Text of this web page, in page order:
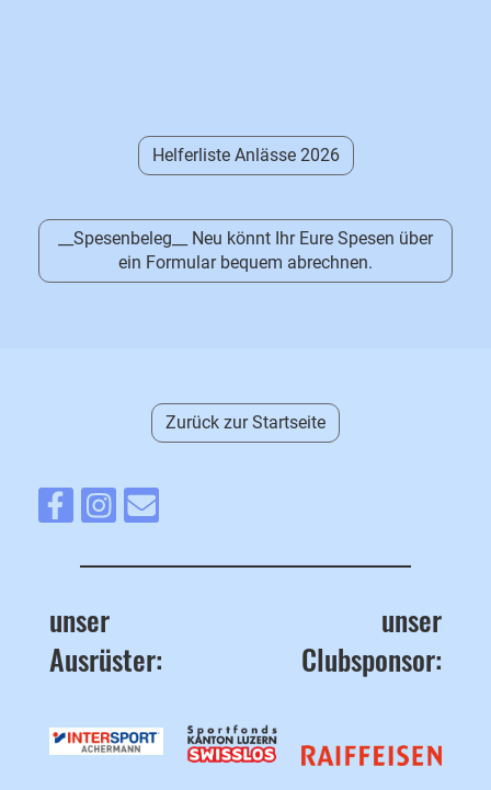
Helferliste Anlässe 2026
__Spesenbeleg__ Neu könnt Ihr Eure Spesen über
ein Formular bequem abrechnen.
Zurück zur Startseite
unser
Ausrüster:
unser
Clubsponsor: